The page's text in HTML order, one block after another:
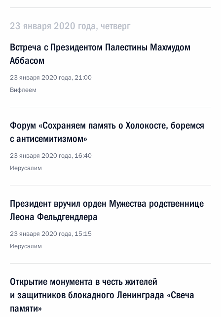
23 января 2020 года, четверг
Встреча с Президентом Палестины Махмудом
Аббасом
23 января 2020 года, 21:00
Вифлеем
Форум «Сохраняем память о Холокосте, боремся
с антисемитизмом»
23 января 2020 года, 16:40
Иерусалим
Президент вручил орден Мужества родственнице
Леона Фельдгендлера
23 января 2020 года, 15:15
Иерусалим
Открытие монумента в честь жителей
и защитников блокадного Ленинграда «Свеча
памяти»